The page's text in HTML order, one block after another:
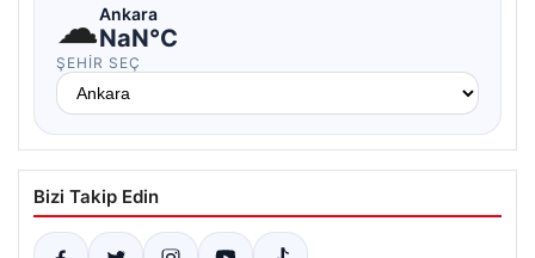
☁Ankara
NaN°C
ŞEHIR SEÇ
Bizi Takip Edin